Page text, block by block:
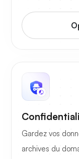
Gardez vos
archives du